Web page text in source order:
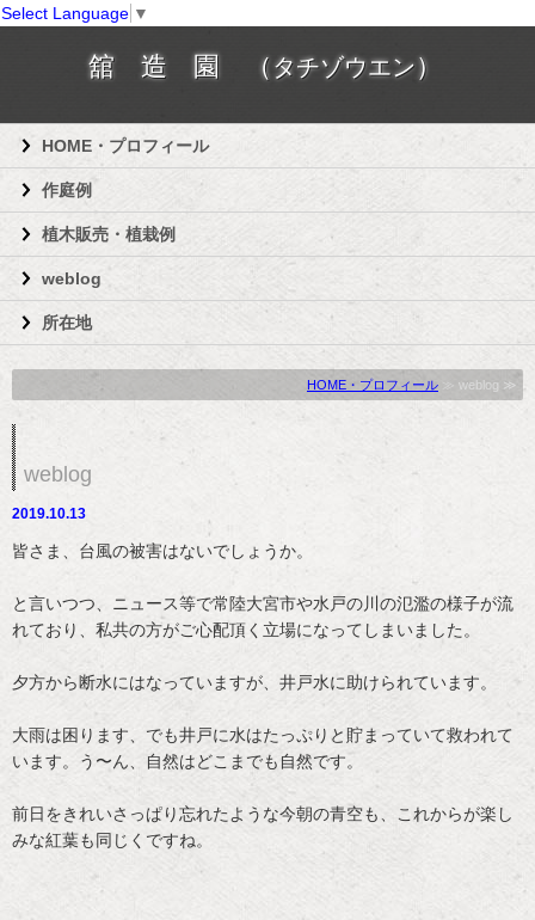
Select Language ▼
舘 造 園 （ タチゾウエン）
HOME・プロフィール
作庭例
植木販売・植栽例
weblog
所在地
HOME・プロフィール ≫ weblog ≫
weblog
2019.10.13
皆さま、台風の被害はないでしょうか。
と言いつつ、ニュース等で常陸大宮市や水戸の川の氾濫の様子が流
れており、私共の方がご心配頂く立場になってしまいました。
夕方から断水にはなっていますが、井戸水に助けられています。
大雨は困ります、でも井戸に水はたっぷりと貯まっていて救われて
います。う〜ん、自然はどこまでも自然です。
前日をきれいさっぱり忘れたような今朝の青空も、これからが楽し
みな紅葉も同じくですね。